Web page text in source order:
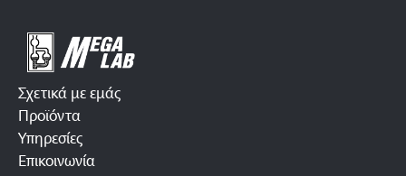
Σχετικά με εμάς
Προϊόντα
Υπηρεσίες
Επικοινωνία